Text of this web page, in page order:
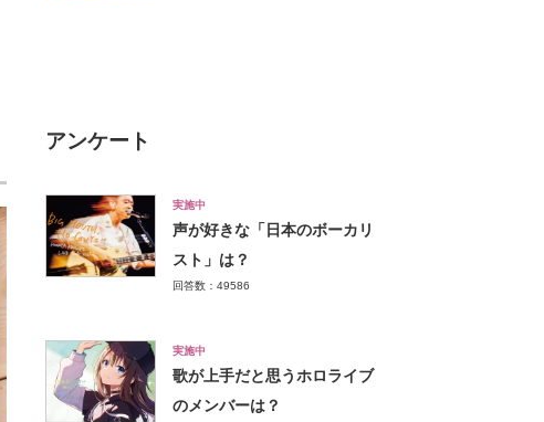
アンケート
実施中
声が好きな「日本のボーカリ
スト」は？
回答数：49586
実施中
歌が上手だと思うホロライブ
のメンバーは？